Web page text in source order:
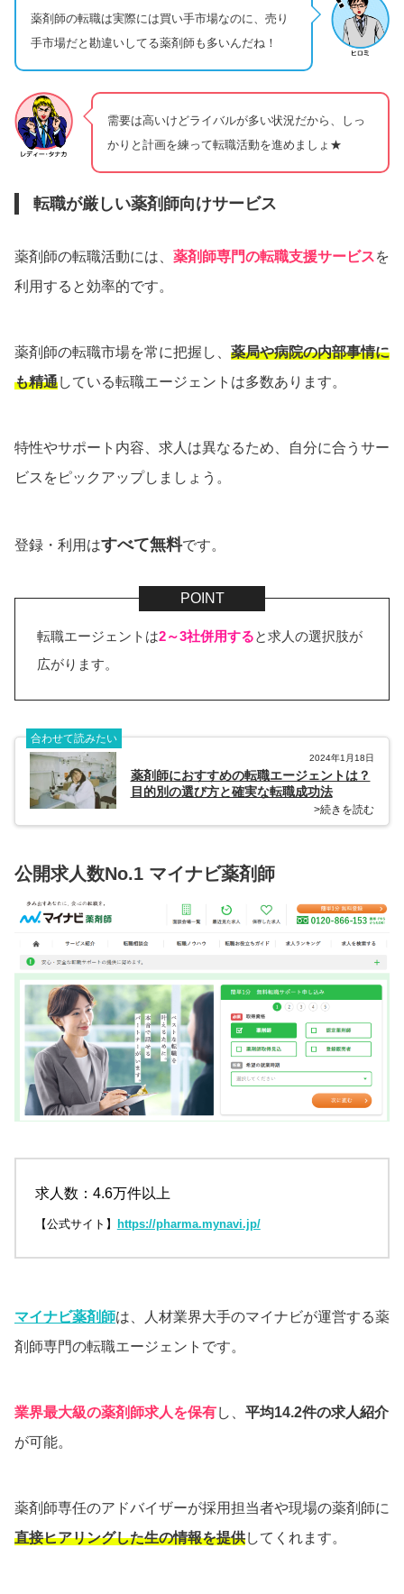
薬剤師の転職は実際には買い手市場なのに、売り
手市場だと勘違いしてる薬剤師も多いんだね！
需要は高いけどライバルが多い状況だから、しっ
かりと計画を練って転職活動を進めましょ★
転職が厳しい薬剤師向けサービス
薬剤師の転職活動には、 薬剤師専門の転職支援サービスを
利用すると効率的です。
薬剤師の転職市場を常に把握し、 薬局や病院の内部事情に
も精通している転職エージェントは多数あります。
特性やサポート内容、求人は異なるため、自分に合うサー
ビスをピックアップしましょう。
登録・利用はすべて無料です。
転職エージェントは2～3社併用すると求人の選択肢が
広がります。
合わせて読みたい
2024年1月18日
薬剤師におすすめの転職エージェントは？
目的別の選び方と確実な転職成功法
>続きを読む
公開求人数No.1 マイナビ薬剤師
求人数：4.6万件以上
【公式サイト】 https://pharma.mynavi.jp/
マイナビ薬剤師は、人材業界大手のマイナビが運営する薬
剤師専門の転職エージェントです。
業界最大級の薬剤師求人を保有し、 平均14.2件の求人紹介
が可能。
薬剤師専任のアドバイザーが採用担当者や現場の薬剤師に
直接ヒアリングした生の情報を提供してくれます。